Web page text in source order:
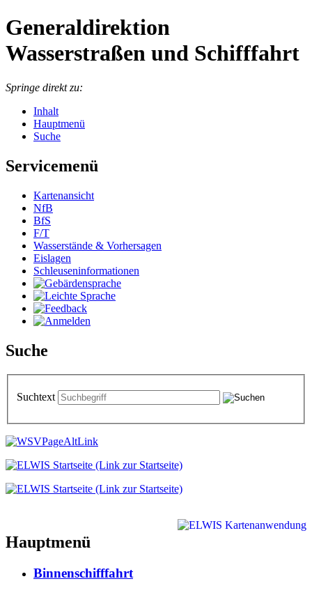
Generaldirektion
Wasserstraßen und Schifffahrt
Springe direkt zu:
Inhalt
Hauptmenü
Suche
Servicemenü
Kartenansicht
NfB
BfS
F/T
Wasserstände & Vorhersagen
Eislagen
Schleuseninformationen
Suche
Suchtext
Hauptmenü
Binnenschifffahrt